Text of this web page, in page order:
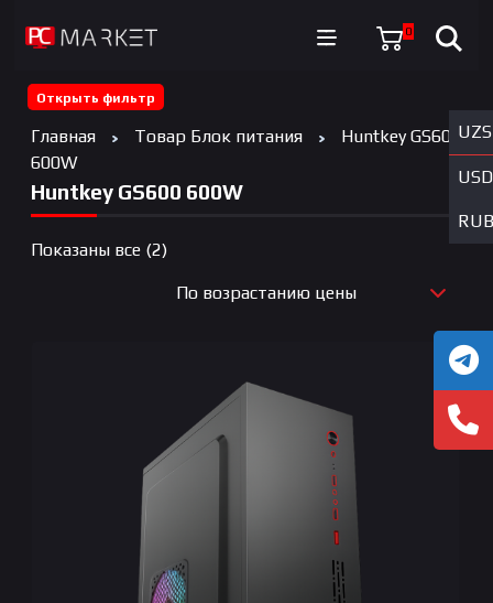
0
UZS
USD
RUB
Открыть фильтр
Главная Товар Блок питания
Huntkey GS600
600W
Huntkey GS600 600W
Показаны все (2)Цены:
возрастанию
По возрастанию цены
По возрастанию цены
По убыванию цены